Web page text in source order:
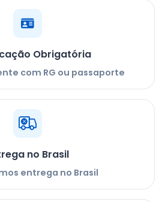
Obrigatória
com RG ou passaporte
no Brasil
entrega no Brasil